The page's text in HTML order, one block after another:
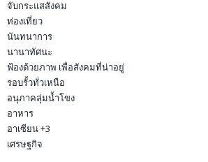
จับกระแสสังคม
ท่องเที่ยว
นันทนาการ
นานาทัศนะ
ฟ้องด้วยภาพ เพื่อสังคมที่น่าอยู่
รอบรั้วทั่วเหนือ
อนุภาคลุ่มน้ำโขง
อาหาร
อาเซียน +3
เศรษฐกิจ